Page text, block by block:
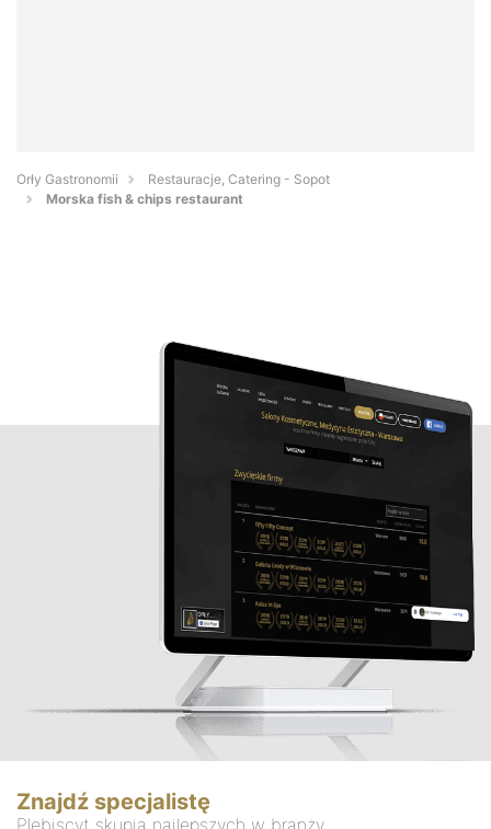
Orły Gastronomii
Restauracje, Catering - Sopot
Morska fish & chips restaurant
Znajdź specjalistę